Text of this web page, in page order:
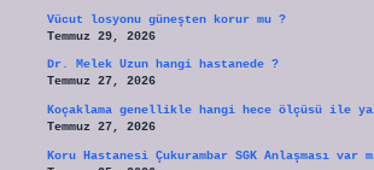
Vücut losyonu güneşten korur mu ?
Temmuz 29, 2026
Dr. Melek Uzun hangi hastanede ?
Temmuz 27, 2026
Koçaklama genellikle hangi hece ölçüsü ile
Temmuz 27, 2026
Koru Hastanesi Çukurambar SGK Anlaşması var